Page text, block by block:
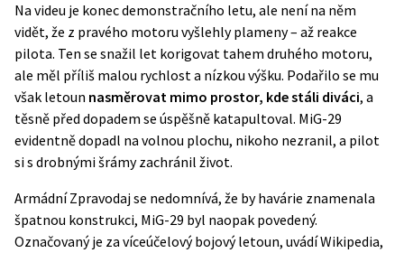
Na videu je konec demonstračního letu, ale není na něm
vidět, že z pravého motoru vyšlehly plameny – až reakce
pilota. Ten se snažil let korigovat tahem druhého motoru,
ale měl příliš malou rychlost a nízkou výšku. Podařilo se mu
však letoun nasměrovat mimo prostor, kde stáli diváci, a
těsně před dopadem se úspěšně katapultoval. MiG-29
evidentně dopadl na volnou plochu, nikoho nezranil, a pilot
si s drobnými šrámy zachránil život.
Armádní Zpravodaj se nedomnívá, že by havárie znamenala
špatnou konstrukci, MiG-29 byl naopak povedený.
Označovaný je za víceúčelový bojový letoun, uvádíWikipedia,